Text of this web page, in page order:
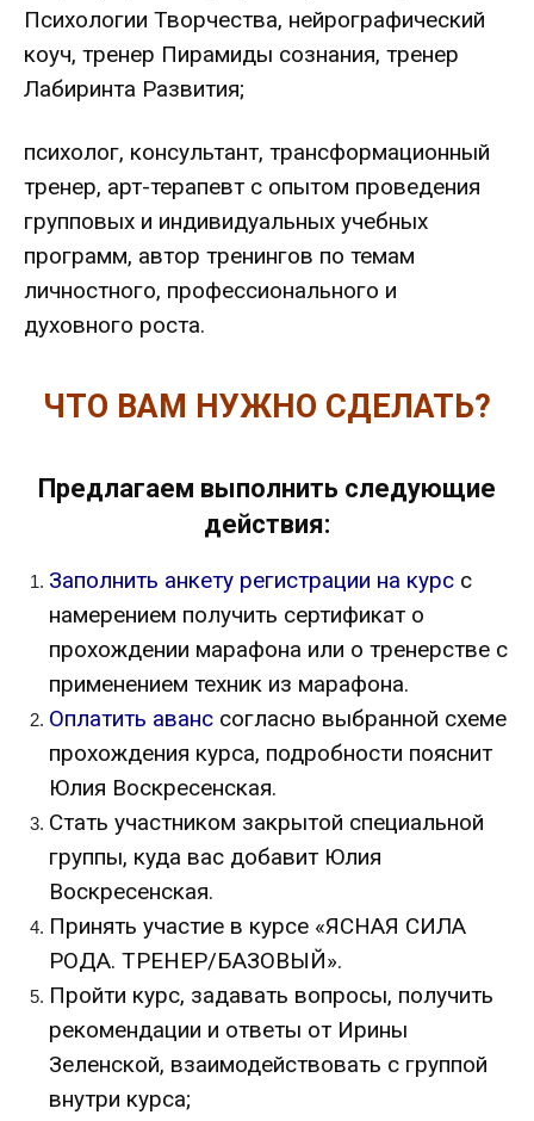
Психологии Творчества, нейрографический
коуч, тренер Пирамиды сознания, тренер
Лабиринта Развития;
психолог, консультант, трансформационный
тренер, арт-терапевт с опытом проведения
групповых и индивидуальных учебных
программ, автор тренингов по темам
личностного, профессионального и
духовного роста.
ЧТО ВАМ НУЖНО СДЕЛАТЬ?
Предлагаем выполнить следующие
действия:
Заполнить анкету регистрации на курс с
намерением получить сертификат о
прохождении марафона или о тренерстве с
применением техник из марафона.
Оплатить аванс согласно выбранной схеме
прохождения курса, подробности пояснит
Юлия Воскресенская.
Стать участником закрытой специальной
группы, куда вас добавит Юлия
Воскресенская.
Принять участие в курсе «ЯСНАЯ СИЛА
РОДА. ТРЕНЕР/БАЗОВЫЙ».
Пройти курс, задавать вопросы, получить
рекомендации и ответы от Ирины
Зеленской, взаимодействовать с группой
внутри курса;